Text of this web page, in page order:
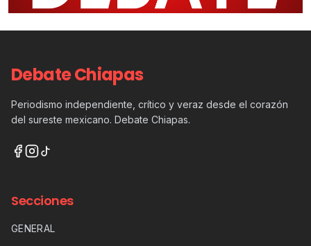
Debate Chiapas
Periodismo independiente, crítico y veraz desde el corazón
del sureste mexicano. Debate Chiapas.
Secciones
GENERAL